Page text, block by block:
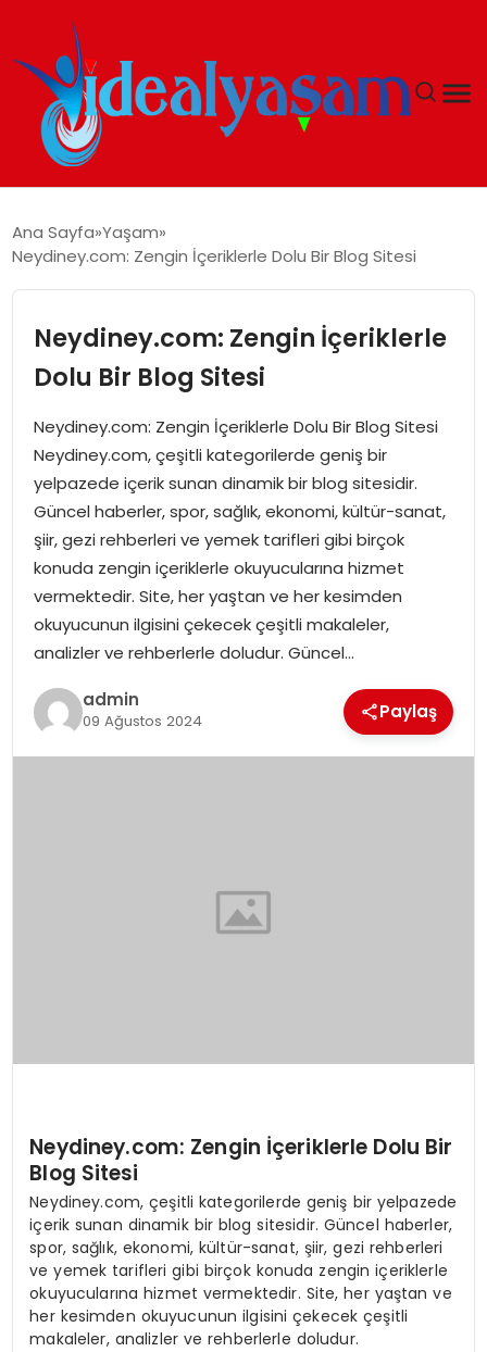
GÜNDEM
EKONOMI
İDEAL YAŞAM
İDEAL SPOR
YAŞAM
MAGAZIN
SAĞLIK
SOSYAL HABER
Ana Sayfa Yaşam
Neydiney.com: Zengin İçeriklerle Dolu Bir Blog Sitesi
Neydiney.com: Zengin İçeriklerle
Dolu Bir Blog Sitesi
Neydiney.com: Zengin İçeriklerle Dolu Bir Blog Sitesi
Neydiney.com, çeşitli kategorilerde geniş bir
yelpazede içerik sunan dinamik bir blog sitesidir.
Güncel haberler, spor, sağlık, ekonomi, kültür-sanat,
şiir, gezi rehberleri ve yemek tarifleri gibi birçok
konuda zengin içeriklerle okuyucularına hizmet
vermektedir. Site, her yaştan ve her kesimden
okuyucunun ilgisini çekecek çeşitli makaleler,
analizler ve rehberlerle doludur. Güncel…
admin
09 Ağustos 2024 Paylaş
Neydiney.com: Zengin İçeriklerle Dolu Bir
Blog Sitesi
Neydiney.com, çeşitli kategorilerde geniş bir yelpazede
içerik sunan dinamik bir blog sitesidir. Güncel haberler,
spor, sağlık, ekonomi, kültür-sanat, şiir, gezi rehberleri
ve yemek tarifleri gibi birçok konuda zengin içeriklerle
okuyucularına hizmet vermektedir. Site, her yaştan ve
her kesimden okuyucunun ilgisini çekecek çeşitli
makaleler, analizler ve rehberlerle doludur.